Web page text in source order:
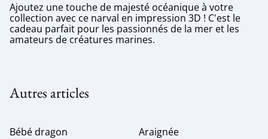
Ajoutez une touche de majesté océanique à votre
collection avec ce narval en impression 3D ! C'est le
cadeau parfait pour les passionnés de la mer et les
amateurs de créatures marines.
Autres articles
Bébé dragon
Araignée